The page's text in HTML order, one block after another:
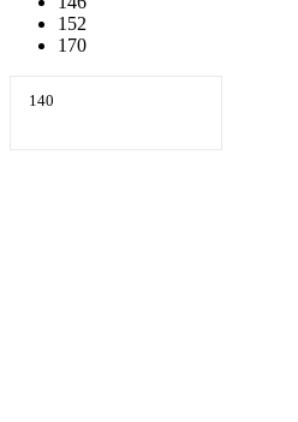
152
170
140